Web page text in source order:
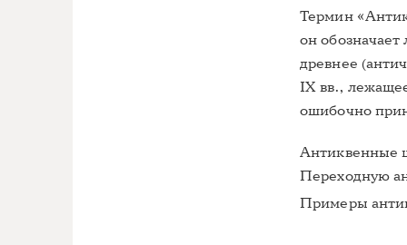
Термин
он
древнее
IX вв.,
ошибочно
Антиквенные
Переходную
Примеры